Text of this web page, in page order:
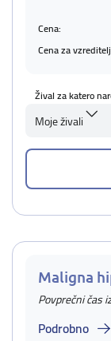
Cena:
Cena za
Žival za katero
Moje živali
Maligna
Povprečni čas
Podrobno